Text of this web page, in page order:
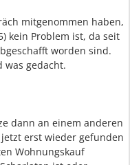
mitgenommen haben,
kein Problem ist, da seit
worden sind.
was gedacht.
dann an einem anderen
erst wieder gefunden
Wohnungskauf